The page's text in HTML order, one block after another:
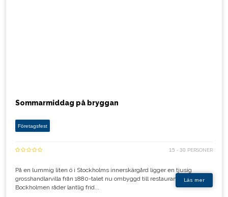
Sommarmiddag på bryggan
Företagsfest
15 - 30 PERSONER
På en lummig liten ö i Stockholms innerskärgård ligger en tjusig
grosshandlarvilla från 1880-talet nu ombyggd till restaurang. På
Bockholmen råder lantlig frid...
Läs mer